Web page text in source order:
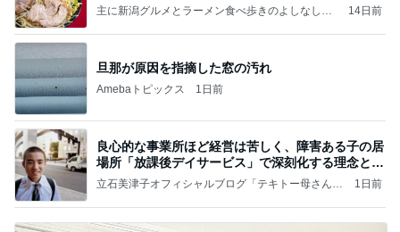
主に新潟グルメとラーメン食べ歩きのよしなしご
14日前
旦那が原因を指摘した窓の汚れ
Amebaトピックス 1日前
良心的な事業所ほど経営は苦しく、障害ある子の居
場所「放課後デイサービス」で深刻化する理念と現
実の
立石美津子オフィシャルブログ「テキトー母さんの
1日前